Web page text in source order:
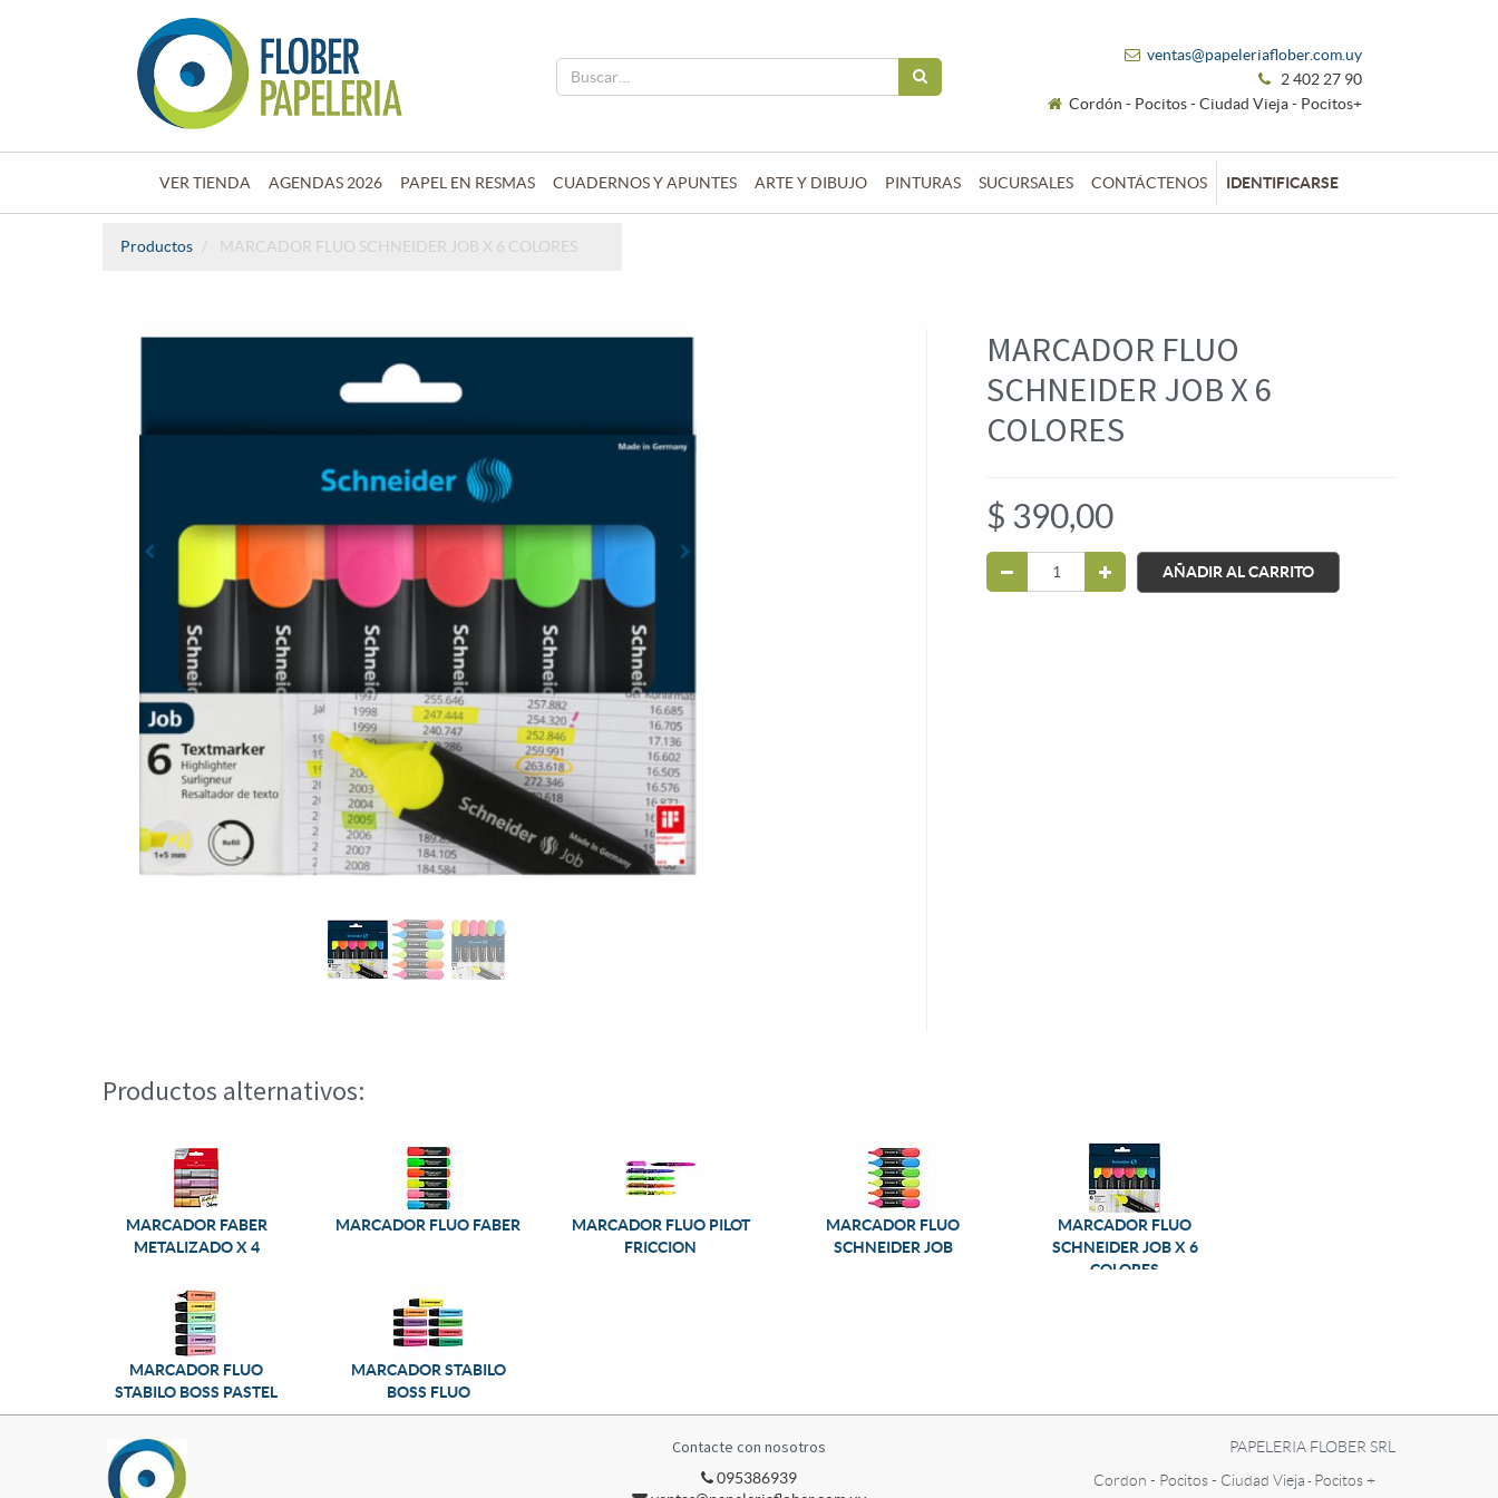
ventas@papeleriaflober.com.uy
2 402 27 90
Cordón - Pocitos - Ciudad Vieja - Pocitos+
VER TIENDA AGENDAS 2026 PAPEL EN RESMAS CUADERNOS Y APUNTES ARTE Y DIBUJO PINTURAS SUCURSALES CONTÁCTENOS IDENTIFICARSE
Productos MARCADOR FLUO SCHNEIDER JOB X 6 COLORES
MARCADOR FLUO
SCHNEIDER JOB X 6
COLORES
$ 390,00
AÑADIR AL CARRITO
Productos alternativos:
MARCADOR FABER
METALIZADO X 4
MARCADOR FLUO FABER
MARCADOR FLUO PILOT
FRICCION
MARCADOR FLUO
SCHNEIDER JOB
MARCADOR FLUO
SCHNEIDER JOB X 6
COLORES
MARCADOR FLUO
STABILO BOSS PASTEL
MARCADOR STABILO
BOSS FLUO
Contacte con nosotros
095386939
PAPELERIA FLOBER SRL
Cordon - Pocitos - Ciudad Vieja - Pocitos +